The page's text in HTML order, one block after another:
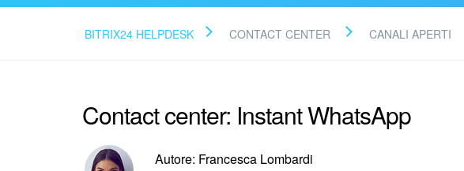
BITRIX24 HELPDESK CONTACT CENTER CANALI APERTI
Contact center: Instant WhatsApp
Autore: Francesca Lombardi